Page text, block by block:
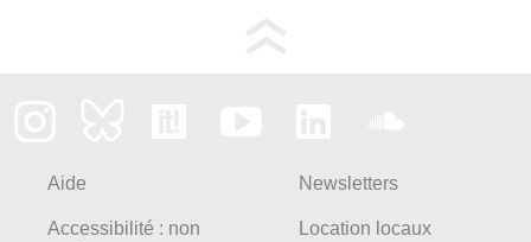
Aide
Accessibilité : non
Newsletters
Location locaux